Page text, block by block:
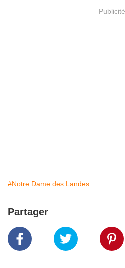
Publicité
#Notre Dame des Landes
Partager